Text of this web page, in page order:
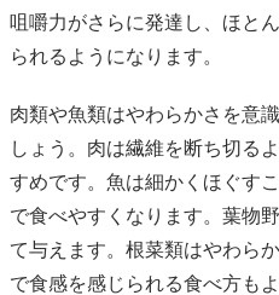
咀嚼力がさらに発達し、ほと
られるようになります。
肉類や魚類はやわらかさを意
しょう。肉は繊維を断ち切る
すめです。魚は細かくほぐす
で食べやすくなります。葉物
て与えます。根菜類はやわら
で食感を感じられる食べ方も